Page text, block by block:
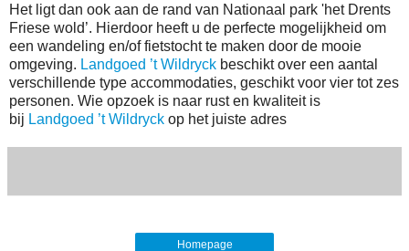
Het ligt dan ook aan de rand van Nationaal park 'het Drents
Friese wold’. Hierdoor heeft u de perfecte mogelijkheid om
een wandeling en/of fietstocht te maken door de mooie
omgeving. Landgoed ’t Wildryck beschikt over een aantal
verschillende type accommodaties, geschikt voor vier tot zes
personen. Wie opzoek is naar rust en kwaliteit is
bij Landgoed ’t Wildryck op het juiste adres
Homepage